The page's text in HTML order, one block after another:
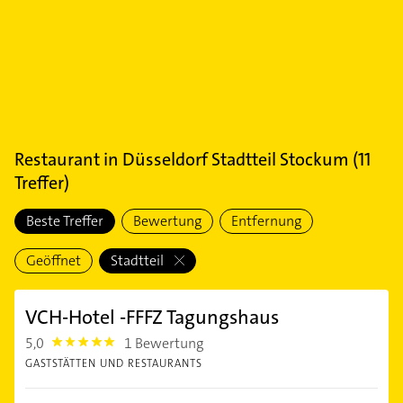
Restaurantin Düsseldorf Stadtteil Stockum (11
Treffer)
Beste Treffer Bewertung Entfernung
Geöffnet Stadtteil
VCH-Hotel -FFFZ Tagungshaus
5,0 5.0 1 Bewertung
GASTSTÄTTEN UND RESTAURANTS